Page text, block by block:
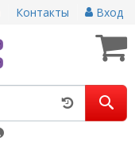
Контакты Вход